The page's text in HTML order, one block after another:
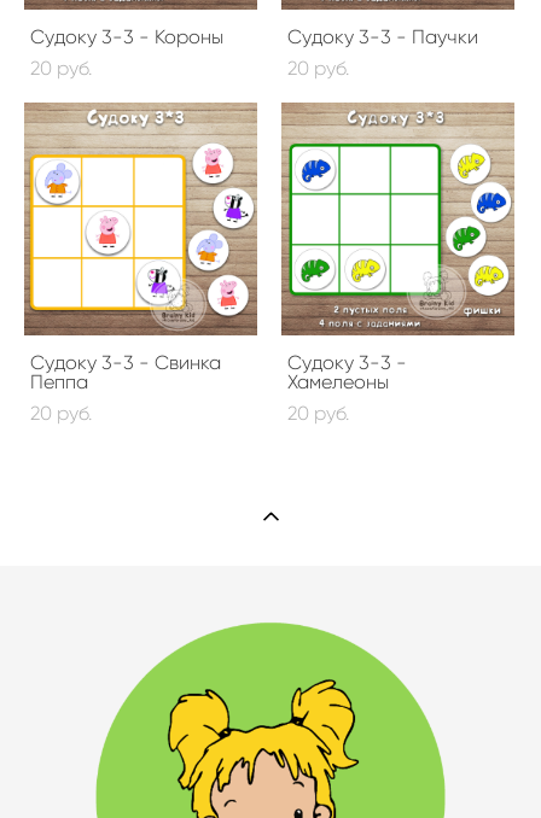
Судоку 3-3 - Короны
20 pуб.
Судоку 3-3 - Паучки
20 pуб.
Судоку 3-3 - Свинка
Пеппа
20 pуб.
Судоку 3-3 -
Хамелеоны
20 pуб.